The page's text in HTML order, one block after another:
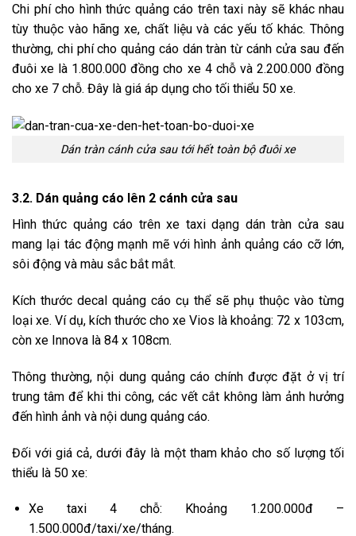
Chi phí cho hình thức quảng cáo trên taxi này sẽ khác nhau
tùy thuộc vào hãng xe, chất liệu và các yếu tố khác. Thông
thường, chi phí cho quảng cáo dán tràn từ cánh cửa sau đến
đuôi xe là 1.800.000 đồng cho xe 4 chỗ và 2.200.000 đồng
cho xe 7 chỗ. Đây là giá áp dụng cho tối thiểu 50 xe.
Dán tràn cánh cửa sau tới hết toàn bộ đuôi xe
3.2. Dán quảng cáo lên 2 cánh cửa sau
Hình thức quảng cáo trên xe taxi dạng dán tràn cửa sau
mang lại tác động mạnh mẽ với hình ảnh quảng cáo cỡ lớn,
sôi động và màu sắc bắt mắt.
Kích thước decal quảng cáo cụ thể sẽ phụ thuộc vào từng
loại xe. Ví dụ, kích thước cho xe Vios là khoảng: 72 x 103cm,
còn xe Innova là 84 x 108cm.
Thông thường, nội dung quảng cáo chính được đặt ở vị trí
trung tâm để khi thi công, các vết cắt không làm ảnh hưởng
đến hình ảnh và nội dung quảng cáo.
Đối với giá cả, dưới đây là một tham khảo cho số lượng tối
thiểu là 50 xe:
Xe taxi 4 chỗ: Khoảng 1.200.000đ –
1.500.000đ/taxi/xe/tháng.